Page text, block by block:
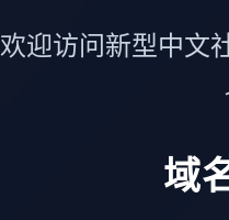
欢迎访问新型中文
域